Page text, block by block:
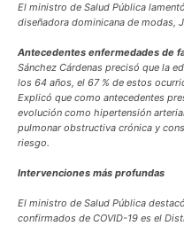
El ministro de Salud Pública
diseñadora dominicana de modas,
Antecedentes enfermedades de
Sánchez Cárdenas precisó que la
los 64 años, el 67 % de estos
Explicó que como antecedentes
evolución como hipertensión
pulmonar obstructiva crónica y
riesgo.
Intervenciones más profundas
El ministro de Salud Pública
confirmados de COVID-19 es el